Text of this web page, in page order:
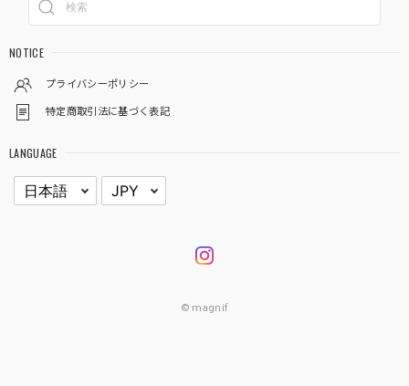
NOTICE
プライバシーポリシー
特定商取引法に基づく表記
LANGUAGE
© magnif